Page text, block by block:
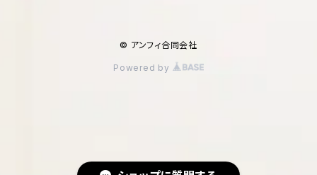
© アンフィ合同会社
Powered by